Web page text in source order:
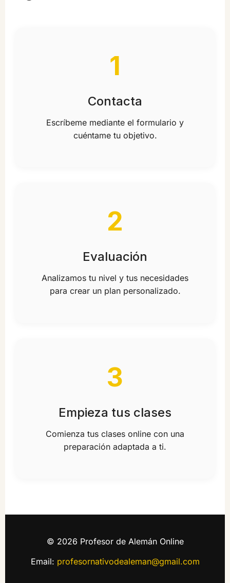
1
Contacta
Escríbeme mediante el formulario y
cuéntame tu objetivo.
2
Evaluación
Analizamos tu nivel y tus necesidades
para crear un plan personalizado.
3
Empieza tus clases
Comienza tus clases online con una
preparación adaptada a ti.
© 2026 Profesor de Alemán Online
Email: profesornativodealeman@gmail.com